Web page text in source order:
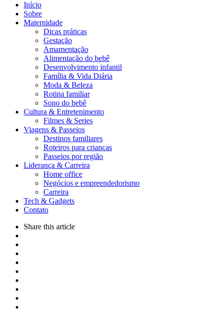
Início
Sobre
Maternidade
Dicas práticas
Gestação
Amamentação
Alimentação do bebê
Desenvolvimento infantil
Família & Vida Diária
Moda & Beleza
Rotina familiar
Sono do bebê
Cultura & Entretenimento
Filmes & Series
Viagens & Passeios
Destinos familiares
Roteiros para crianças
Passeios por região
Liderança & Carreira
Home office
Negócios e empreendedorismo
Carreira
Tech & Gadgets
Contato
Share this article